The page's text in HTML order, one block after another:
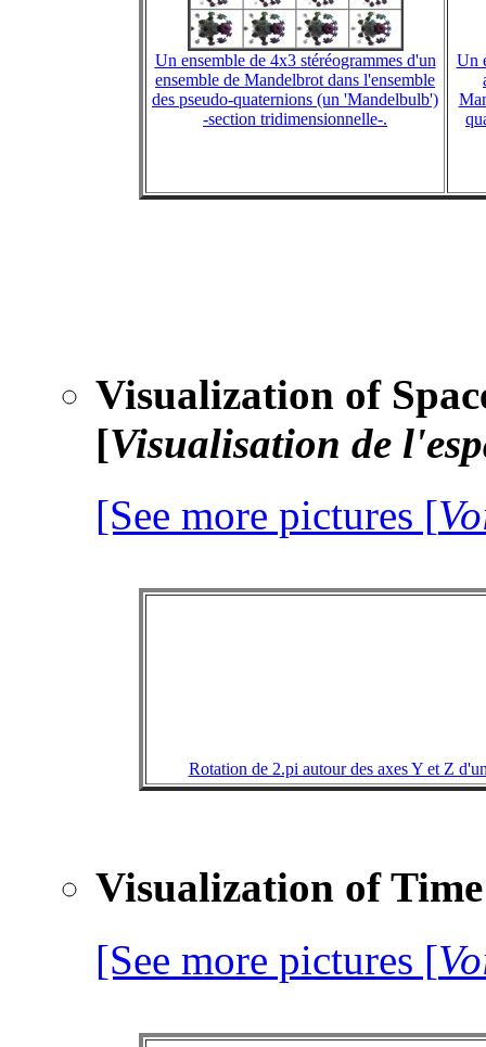
Un ensemble de 4x3 stéréogrammes d'un
ensemble de Mandelbrot dans l'ensemble
des pseudo-quaternions (un 'Mandelbulb')
-section tridimensionnelle-.
Un
Visualization of
[Visualisation de
[See more pictures [
Rotation de 2.pi autour des axes Y et Z
Visualization of
[See more pictures [